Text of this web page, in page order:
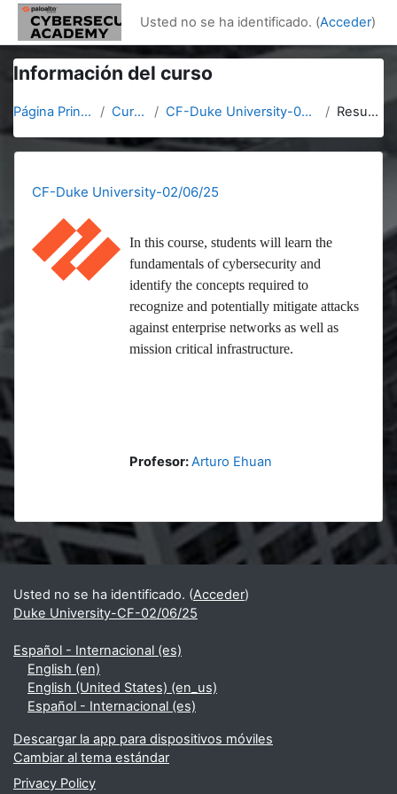
Salta al contenido principal
Usted no se ha identificado. (Acceder)
Información del curso
Página Principal Cursos CF-Duke University-02/06/25 Resumen
CF-Duke University-02/06/25
In this course, students will learn the
fundamentals of cybersecurity and
identify the concepts required to
recognize and potentially mitigate attacks
against enterprise networks as well as
mission critical infrastructure.
Profesor:Arturo Ehuan
Bloques
Bloques suplementarios
Usted no se ha identificado. (Acceder)
Duke University-CF-02/06/25
Español - Internacional ‎(es)‎
English ‎(en)‎
English (United States) ‎(en_us)‎
Español - Internacional ‎(es)‎
Descargar la app para dispositivos móviles
Cambiar al tema estándar
Privacy Policy